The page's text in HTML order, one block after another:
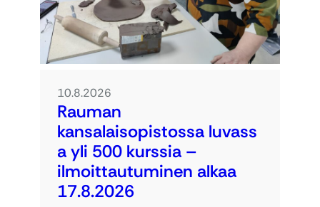
10.8.2026
Rauman
kansalaisopistossa luvass
a yli 500 kurssia –
ilmoittautuminen alkaa
17.8.2026